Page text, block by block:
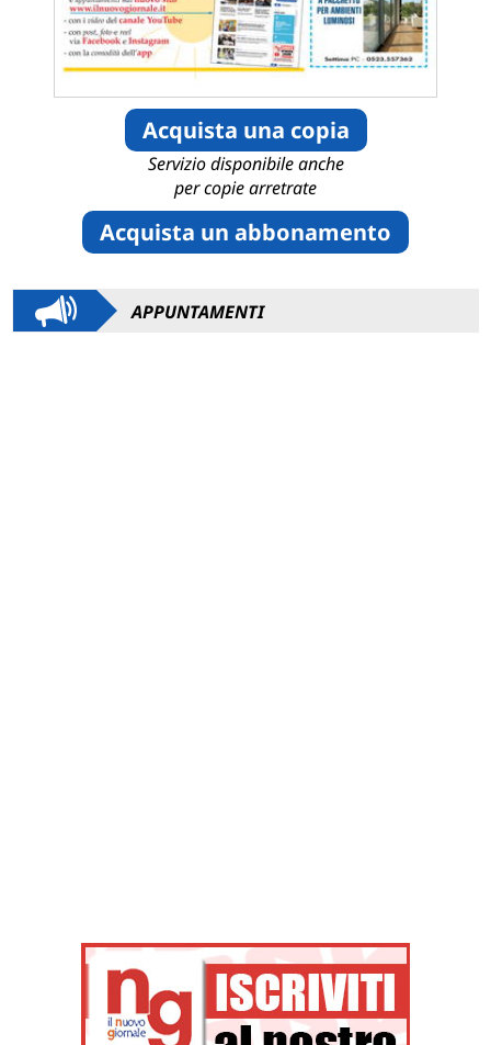
Acquista una copia
Servizio disponibile anche
per copie arretrate
Acquista un abbonamento
APPUNTAMENTI